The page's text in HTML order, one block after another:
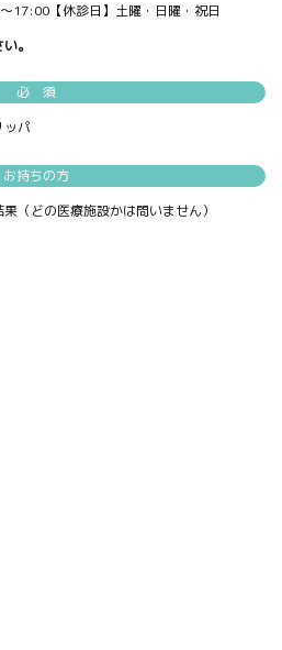
17:00【休診日】土曜・日曜・祝日
。
必 須
ッパ
お持ちの方
（どの医療施設かは問いません）